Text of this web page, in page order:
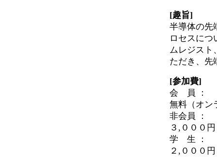
[趣旨]
半導体の先
ロセスにつ
ムレジスト
ただき、先
[参加費]
会 員 ：
無料（オン
非会員 ：
３,０００円
学 生 ：
２,０００円